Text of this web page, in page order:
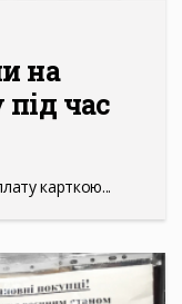
на
час
карткою...